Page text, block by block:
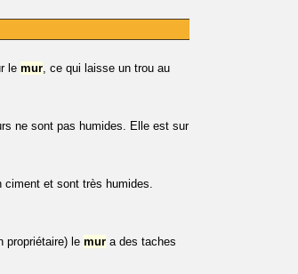
le mur, ce qui laisse un trou au
ne sont pas humides. Elle est sur
ciment et sont très humides.
propriétaire) le mur a des taches